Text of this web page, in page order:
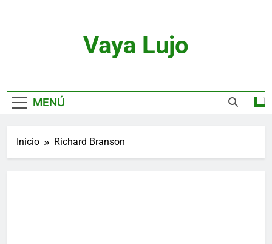
Vaya Lujo
MENÚ
Inicio Richard Branson